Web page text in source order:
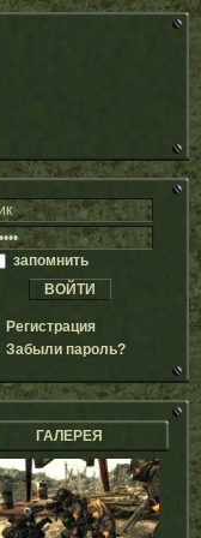
запомнить
Регистрация
Забыли пароль?
ГАЛЕРЕЯ